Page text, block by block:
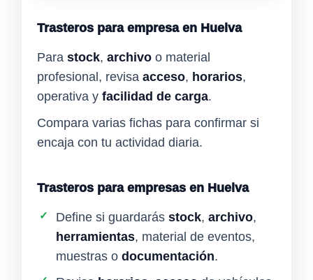
Trasteros para empresa en Huelva
Para stock, archivo o material
profesional, revisa acceso, horarios,
operativa y facilidad de carga.
Compara varias fichas para confirmar si
encaja con tu actividad diaria.
Trasteros para empresas en Huelva
✓ Define si guardarás stock, archivo,
herramientas, material de eventos,
muestras o documentación.